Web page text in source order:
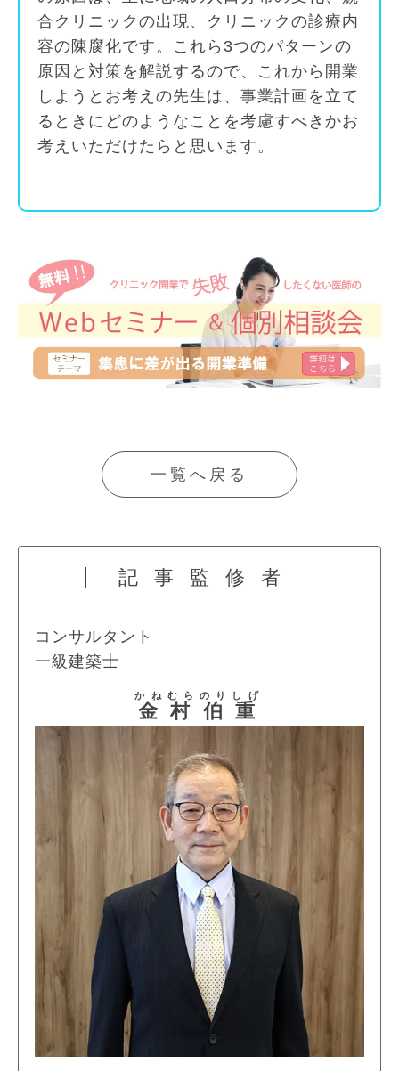
合クリニックの出現、クリニックの診療内
容の陳腐化です。これら3つのパターンの
原因と対策を解説するので、これから開業
しようとお考えの先生は、事業計画を立て
るときにどのようなことを考慮すべきかお
考えいただけたらと思います。
一覧へ戻る
記事監修者
コンサルタント
一級建築士
金村
かねむら
伯重
のりしげ